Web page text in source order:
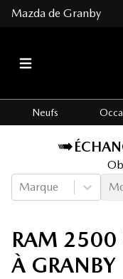
Mazda de Granby
Neufs
Marque
RAM 2500
À GRANBY